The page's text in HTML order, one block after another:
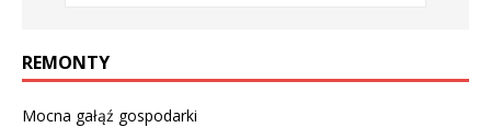
REMONTY
Mocna gałąź gospodarki